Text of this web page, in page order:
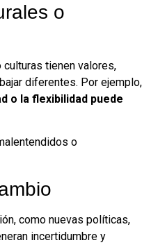
o
tienen valores,
diferentes. Por ejemplo,
o la flexibilidad puede
o
como nuevas políticas,
incertidumbre y